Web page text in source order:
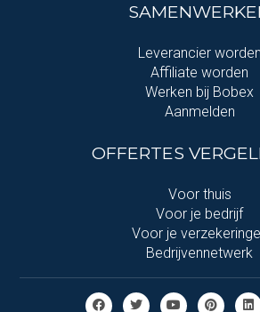
Leverancier worden
Affiliate worden
Werken bij Bobex
Aanmelden
OFFERTES
Voor thuis
Voor je bedrijf
Voor je
Bedrijvennetwerk